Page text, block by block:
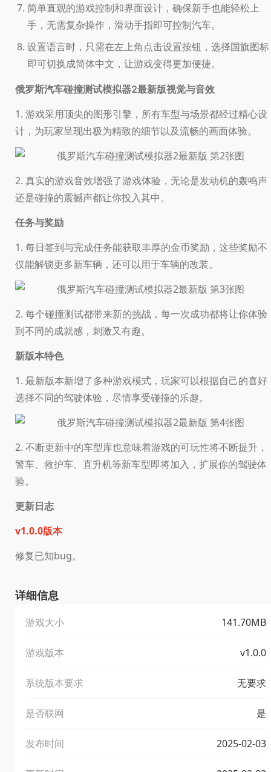
简单直观的游戏控制和界面设计，确保新手也能轻松上
手，无需复杂操作，滑动手指即可控制汽车。
设置语言时，只需在左上角点击设置按钮，选择国旗图标
即可切换成简体中文，让游戏变得更加便捷。
俄罗斯汽车碰撞测试模拟器2最新版视觉与音效
1. 游戏采用顶尖的图形引擎，所有车型与场景都经过精心设
计，为玩家呈现出极为精致的细节以及流畅的画面体验。
2. 真实的游戏音效增强了游戏体验，无论是发动机的轰鸣声
还是碰撞的震撼声都让你投入其中。
任务与奖励
1. 每日签到与完成任务能获取丰厚的金币奖励，这些奖励不
仅能解锁更多新车辆，还可以用于车辆的改装。
2. 每个碰撞测试都带来新的挑战，每一次成功都将让你体验
到不同的成就感，刺激又有趣。
新版本特色
1. 最新版本新增了多种游戏模式，玩家可以根据自己的喜好
选择不同的驾驶体验，尽情享受碰撞的乐趣。
2. 不断更新中的车型库也意味着游戏的可玩性将不断提升，
警车、救护车、直升机等新车型即将加入，扩展你的驾驶体
验。
更新日志
v1.0.0版本
修复已知bug。
详细信息
游戏大小 141.70MB
游戏版本 v1.0.0
系统版本要求 无要求
是否联网 是
发布时间 2025-02-03